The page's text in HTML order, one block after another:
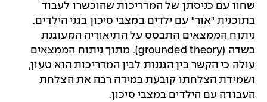
שחוו עם כניסתן של המדריכות שהוכשרו לעבוד
בתוכנית "אור" עם ילדים במצבי סיכון בגני הילדים.
ניתוח הממצאים התבסס על התיאוריה המעוגנת
בשדה (grounded theory). מתוך ניתוח הממצאים
עולה כי הקשר בין הגננות לבין המדריכות הוא טעון,
ושמידת הצלחתו קובעת במידה רבה את הצלחת
העבודה עם הילדים במצבי סיכון.